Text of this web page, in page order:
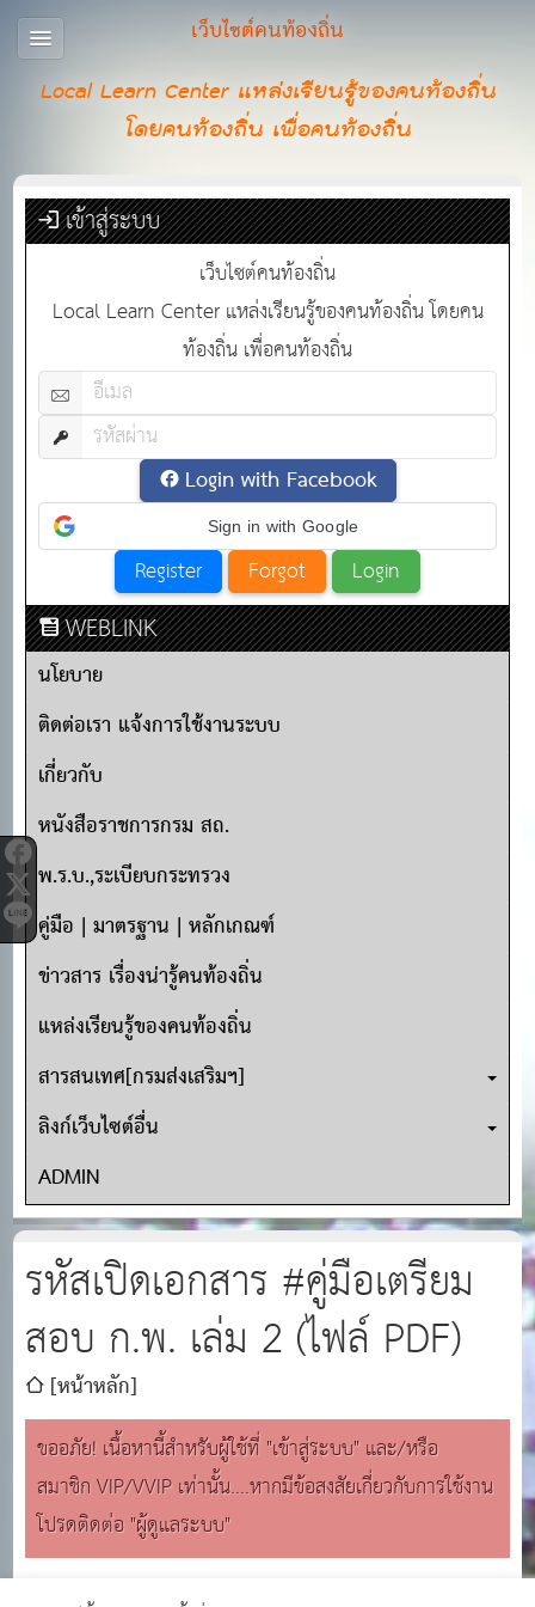
เว็บไซต์คนท้องถิ่น
Local Learn Center แหล่งเรียนรู้ของคนท้องถิ่น
โดยคนท้องถิ่น เพื่อคนท้องถิ่น
เข้าสู่ระบบ
เว็บไซต์คนท้องถิ่น
Local Learn Center แหล่งเรียนรู้ของคนท้องถิ่น โดยคน
ท้องถิ่น เพื่อคนท้องถิ่น
Login with Facebook
Sign in with Google
WEBLINK
นโยบาย
ติดต่อเรา แจ้งการใช้งานระบบ
เกี่ยวกับ
หนังสือราชการกรม สถ.
พ.ร.บ.,ระเบียบกระทรวง
คู่มือ | มาตรฐาน | หลักเกณฑ์
ข่าวสาร เรื่องน่ารู้คนท้องถิ่น
แหล่งเรียนรู้ของคนท้องถิ่น
สารสนเทศ[กรมส่งเสริมฯ]
ลิงก์เว็บไซต์อื่น
ADMIN
รหัสเปิดเอกสาร #คู่มือเตรียม
สอบ ก.พ. เล่ม 2 (ไฟล์ PDF)
[หน้าหลัก]
ขออภัย! เนื้อหานี้สำหรับผู้ใช้ที่ "เข้าสู่ระบบ" และ/หรือ
สมาชิก VIP/VVIP เท่านั้น....หากมีข้อสงสัยเกี่ยวกับการใช้งาน
โปรดติดต่อ "ผู้ดูแลระบบ"